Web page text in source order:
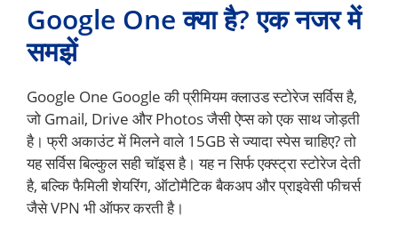
Google One क्या है? एक नजर में
समझें
Google One Google की प्रीमियम क्लाउड स्टोरेज सर्विस है,
जो Gmail, Drive और Photos जैसी ऐप्स को एक साथ जोड़ती
है। फ्री अकाउंट में मिलने वाले 15GB से ज्यादा स्पेस चाहिए? तो
यह सर्विस बिल्कुल सही चॉइस है। यह न सिर्फ एक्स्ट्रा स्टोरेज देती
है, बल्कि फैमिली शेयरिंग, ऑटोमैटिक बैकअप और प्राइवेसी फीचर्स
जैसे VPN भी ऑफर करती है।